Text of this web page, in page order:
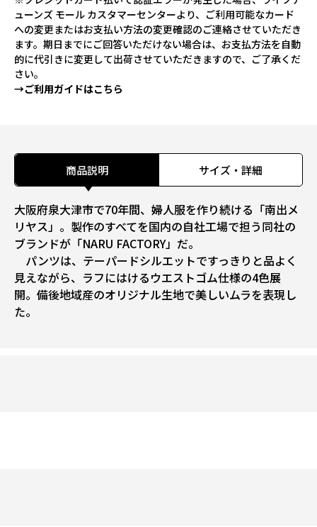
ューンズ モール カスタマーセンターより、ご利用可能なカード
への変更またはお支払い方法の変更確認のご連絡させていただき
ます。期日までにご回答いただけない場合は、お支払方法を自動
的に代引きに変更して出荷させていただきますので、ご了承くだ
さい。
→ご利用ガイドはこちら
商品説明 サイズ・詳細
大阪府泉大津市で70年間、婦人服を作り続ける「南出メ
リヤス」。製作のすべてを国内の自社工場で担う同社の
ブランドが「NARU FACTORY」だ。
パンツは、テーパードシルエットですっきりと品よく
見えながら、ラフにはけるウエストゴム仕様の4色展
開。備後地域産のオリジナル生地で美しいムラを表現し
た。